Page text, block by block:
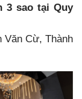
3 sao tại Quy
Văn Cừ, Thành